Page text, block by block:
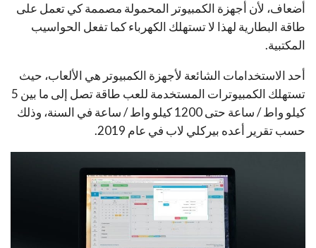
أضعاف، لأن أجهزة الكمبيوتر المحمولة مصممة كي تعمل على
طاقة البطارية لهذا لا تستهلك الكهرباء كما تفعل الحواسيب
المكتبية.
أحد الاستخدامات الشائعة لأجهزة الكمبيوتر هي الألعاب، حيث
تستهلك الكمبيوترات المستخدمة للعب طاقة تصل إلى ما بين 5
كيلو واط / ساعة حتى 1200 كيلو واط / ساعة في السنة، وذلك
حسب تقرير أعده بيركلي لاب في عام 2019.